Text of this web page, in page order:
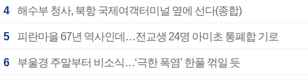
4 해수부 청사, 북항 국제여객터미널 옆에 선다(종합)
5 피란마을 67년 역사인데…전교생 24명 아미초 통폐합 기로
6 부울경 주말부터 비소식…‘극한 폭염’ 한풀 꺾일 듯